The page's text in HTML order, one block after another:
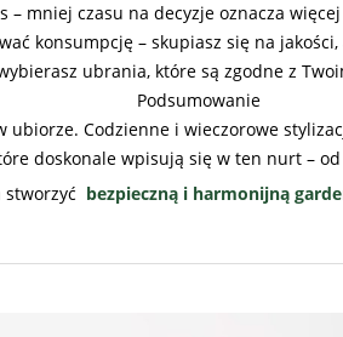
– mniej czasu na decyzje oznacza
konsumpcję – skupiasz się na
ubrania, które są zgodne z
Podsumowanie
Codzienne i wieczorowe
doskonale wpisują się w ten nurt –
stworzyć bezpieczną i harmonijną